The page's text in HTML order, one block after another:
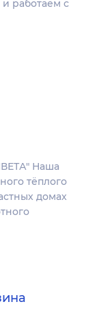
работаем с
Наша
тёплого
домах